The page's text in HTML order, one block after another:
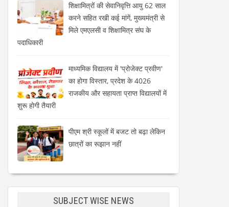
शिक्षामित्रों की सेवानिवृत्ति आयु 62 साल
करने सहित रखी कई मांगें, मुख्यमंत्री से
मिले एमएलसी व शिक्षामित्र संघ के
पदाधिकारी
माध्यमिक विद्यालय में 'प्रोजेक्ट प्रवीण'
का होगा विस्तार, प्रदेश के 4026
राजकीय और सहायता प्राप्त विद्यालयों में
शुरू होगी तैयारी
पीएम श्री स्कूलों में बजट तो बढ़ा लेकिन
छात्रों का रूझान नहीं
SUBJECT WISE NEWS